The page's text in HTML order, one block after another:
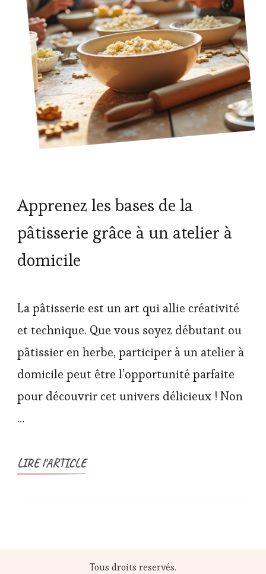
Apprenez les bases de la
pâtisserie grâce à un atelier à
domicile
La pâtisserie est un art qui allie créativité
et technique. Que vous soyez débutant ou
pâtissier en herbe, participer à un atelier à
domicile peut être l’opportunité parfaite
pour découvrir cet univers délicieux ! Non
…
LIRE l'ARTICLE
Tous droits reservés.